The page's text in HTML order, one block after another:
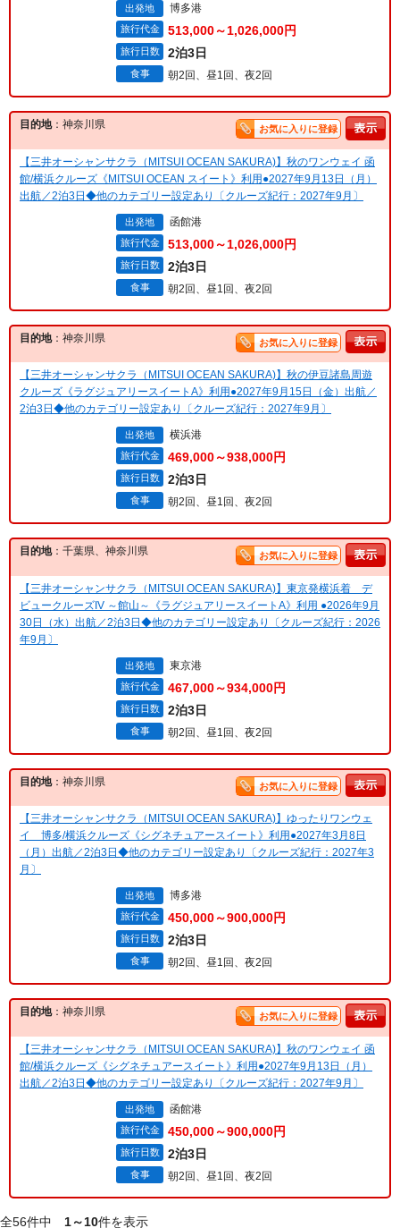
出発地 博多港
旅行代金 513,000～1,026,000円
旅行日数 2泊3日
食事 朝2回、昼1回、夜2回
目的地：神奈川県 お気に入りに登録
【三井オーシャンサクラ（MITSUI OCEAN SAKURA)】秋のワンウェイ 函
館/横浜クルーズ《MITSUI OCEAN スイート》利用●2027年9月13日（月）
出航／2泊3日◆他のカテゴリー設定あり〔クルーズ紀行：2027年9月〕
出発地 函館港
旅行代金 513,000～1,026,000円
旅行日数 2泊3日
食事 朝2回、昼1回、夜2回
目的地：神奈川県 お気に入りに登録
【三井オーシャンサクラ（MITSUI OCEAN SAKURA)】秋の伊豆諸島周遊
クルーズ《ラグジュアリースイートA》利用●2027年9月15日（金）出航／
2泊3日◆他のカテゴリー設定あり〔クルーズ紀行：2027年9月〕
出発地 横浜港
旅行代金 469,000～938,000円
旅行日数 2泊3日
食事 朝2回、昼1回、夜2回
目的地：千葉県、神奈川県 お気に入りに登録
【三井オーシャンサクラ（MITSUI OCEAN SAKURA)】東京発横浜着 デ
ビュークルーズIV ～館山～《ラグジュアリースイートA》利用 ●2026年9月
30日（水）出航／2泊3日◆他のカテゴリー設定あり〔クルーズ紀行：2026
年9月〕
出発地 東京港
旅行代金 467,000～934,000円
旅行日数 2泊3日
食事 朝2回、昼1回、夜2回
目的地：神奈川県 お気に入りに登録
【三井オーシャンサクラ（MITSUI OCEAN SAKURA)】ゆったりワンウェ
イ 博多/横浜クルーズ《シグネチュアースイート》利用●2027年3月8日
（月）出航／2泊3日◆他のカテゴリー設定あり〔クルーズ紀行：2027年3
月〕
出発地 博多港
旅行代金 450,000～900,000円
旅行日数 2泊3日
食事 朝2回、昼1回、夜2回
目的地：神奈川県 お気に入りに登録
【三井オーシャンサクラ（MITSUI OCEAN SAKURA)】秋のワンウェイ 函
館/横浜クルーズ《シグネチュアースイート》利用●2027年9月13日（月）
出航／2泊3日◆他のカテゴリー設定あり〔クルーズ紀行：2027年9月〕
出発地 函館港
旅行代金 450,000～900,000円
旅行日数 2泊3日
食事 朝2回、昼1回、夜2回
全56件中 1～10件を表示